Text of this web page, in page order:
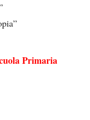
Primaria